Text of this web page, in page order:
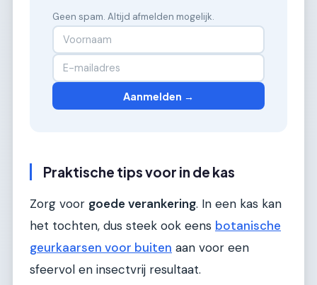
Geen spam. Altijd afmelden mogelijk.
Aanmelden →
Praktische tips voor in de kas
Zorg voor goede verankering. In een kas kan
het tochten, dus steek ook eens botanische
geurkaarsen voor buiten aan voor een
sfeervol en insectvrij resultaat.